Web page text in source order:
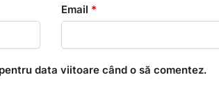
Email *
data viitoare când o să comentez.